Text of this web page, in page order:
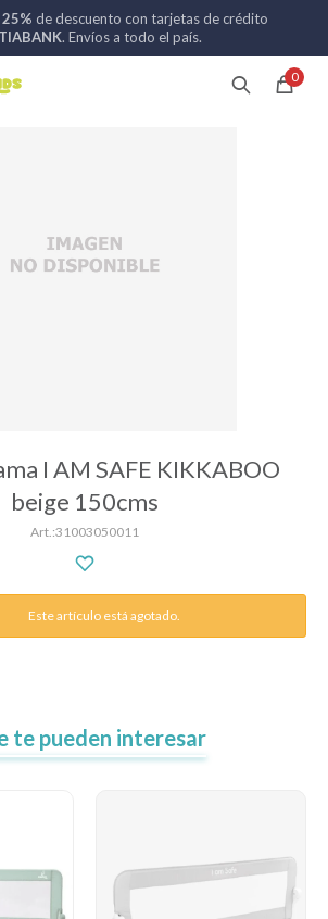
25% de descuento con tarjetas de crédito
. Envíos a todo el país.
0
I AM SAFE KIKKABOO
beige 150cms
31003050011
Este artículo está agotado.
te pueden interesar
MI CUENTA
ingresos